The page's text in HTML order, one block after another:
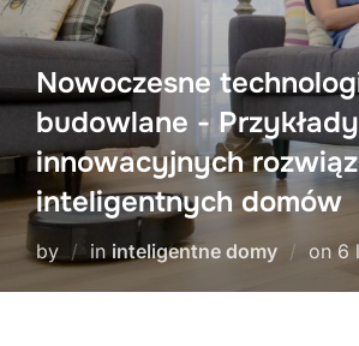
Nowoczesne
budowlane - Przykłady
innowacyjnych
inteligentnych domów
by in inteligentne domy on 6